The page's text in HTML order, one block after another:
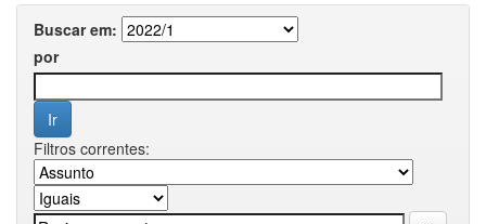
Buscar em:
por
Filtros correntes: